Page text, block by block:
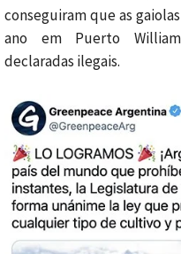
conseguiram que as
ano em Puerto
declaradas ilegais.